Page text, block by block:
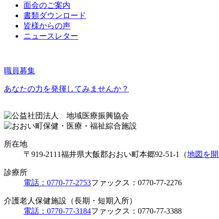
面会のご案内
書類ダウンロード
皆様からの声
ニュースレター
職員募集
あなたの力を発揮してみませんか？
所在地
〒919-2111福井県大飯郡おおい町本郷92-51-1（地図を
診療所
電話：0770-77-2753ファックス：0770-77-2276
介護老人保健施設（長期・短期入所）
電話：0770-77-3184ファックス：0770-77-3388